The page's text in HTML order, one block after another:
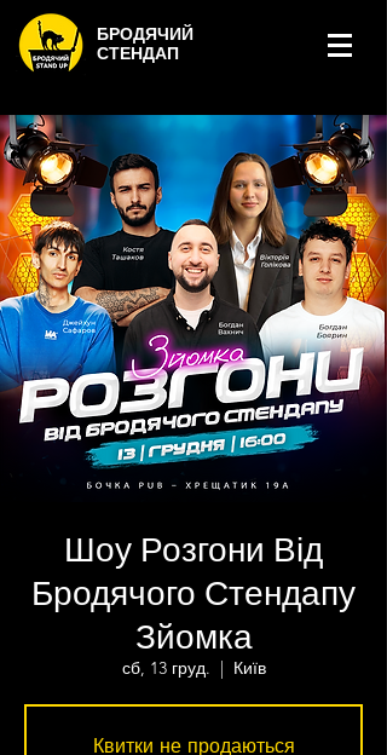
БРОДЯЧИЙ
СТЕНДАП
Шоу Розгони Від
Бродячого Стендапу
Зйомка
сб, 13 груд.
  |
Київ
Квитки не продаються